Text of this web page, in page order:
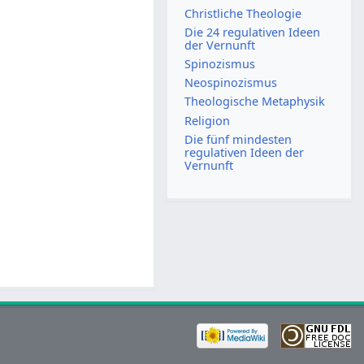
Christliche Theologie
Die 24 regulativen Ideen
der Vernunft
Spinozismus
Neospinozismus
Theologische Metaphysik
Religion
Die fünf mindesten
regulativen Ideen der
Vernunft